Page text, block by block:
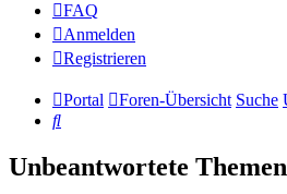
FAQ
Anmelden
Registrieren
Portal Foren-Übersicht Suche
Suche
Unbeantwortete Themen